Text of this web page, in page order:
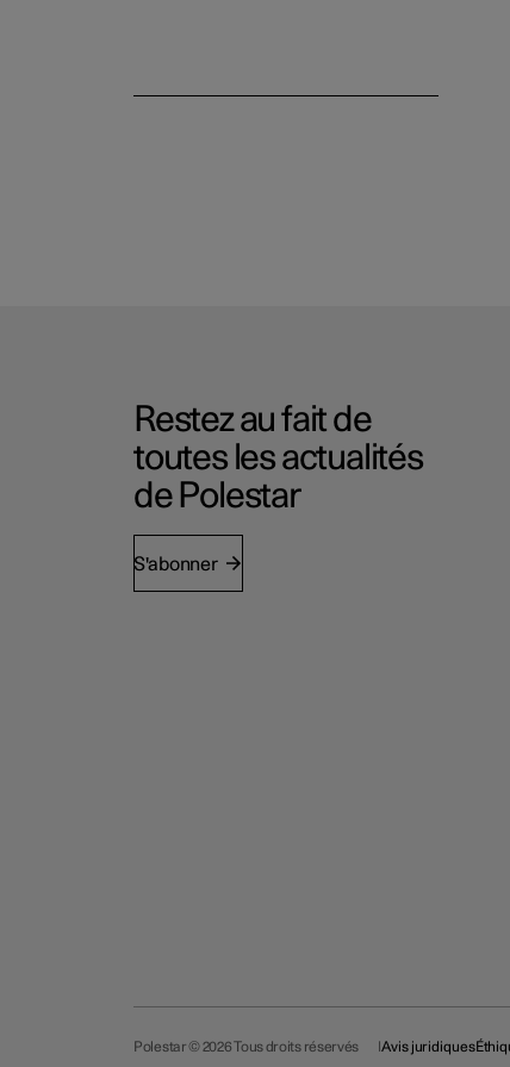
Restez au fait de
toutes les actualités
de Polestar
S'abonner
Polestar © 2026 Tous droits réservés Avis juridiques